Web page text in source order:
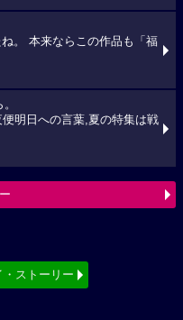
。 本来ならこの作品も「福
便明日への言葉,夏の特集は戦
・ストーリー